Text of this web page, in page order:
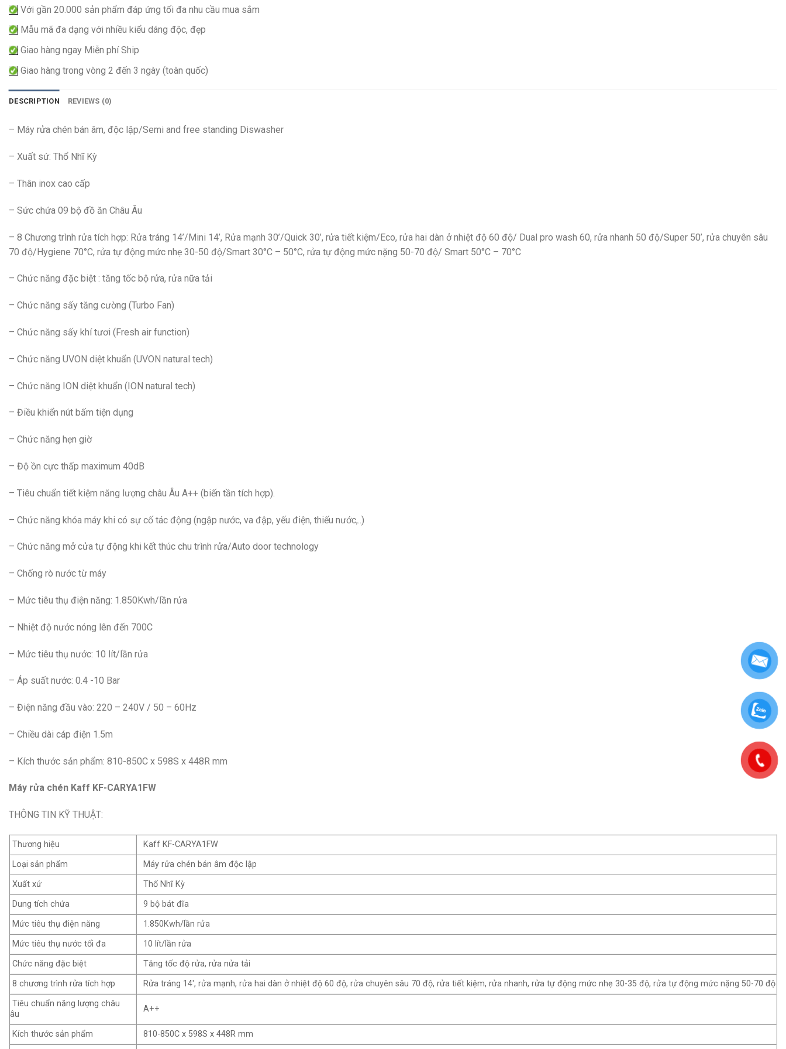
Với gần 20.000 sản phẩm đáp ứng tối đa nhu cầu mua sắm
Mẫu mã đa dạng với nhiều kiểu dáng độc, đẹp
Giao hàng ngay Miễn phí Ship
Giao hàng trong vòng 2 đến 3 ngày (toàn quốc)
DESCRIPTION REVIEWS (0)
– Máy rửa chén bán âm, độc lập/Semi and free standing Diswasher
– Xuất sứ: Thổ Nhĩ Kỳ
– Thân inox cao cấp
– Sức chứa 09 bộ đồ ăn Châu Âu
– 8 Chương trình rửa tích hợp: Rửa tráng 14’/Mini 14’, Rửa mạnh 30’/Quick 30’, rửa tiết kiệm/Eco, rửa hai dàn ở nhiệt độ 60 độ/ Dual pro wash 60, rửa nhanh 50 độ/Super 50’, rửa chuyên sâu
70 độ/Hygiene 70°C, rửa tự động mức nhẹ 30-50 độ/Smart 30°C – 50°C, rửa tự động mức nặng 50-70 độ/ Smart 50°C – 70°C
– Chức năng đặc biệt : tăng tốc bộ rửa, rửa nữa tải
– Chức năng sấy tăng cường (Turbo Fan)
– Chức năng sấy khí tươi (Fresh air function)
– Chức năng UVON diệt khuẩn (UVON natural tech)
– Chức năng ION diệt khuẩn (ION natural tech)
– Điều khiển nút bấm tiện dụng
– Chức năng hẹn giờ
– Độ ồn cực thấp maximum 40dB
– Tiêu chuẩn tiết kiệm năng lượng châu Âu A++ (biến tần tích hợp).
– Chức năng khóa máy khi có sự cố tác động (ngập nước, va đập, yếu điện, thiếu nước,..)
– Chức năng mở cửa tự động khi kết thúc chu trình rửa/Auto door technology
– Chống rò nước từ máy
– Mức tiêu thụ điện năng: 1.850Kwh/lần rửa
– Nhiệt độ nước nóng lên đến 700C
– Mức tiêu thụ nước: 10 lít/lần rửa
– Áp suất nước: 0.4 -10 Bar
– Điện năng đầu vào: 220 – 240V / 50 – 60Hz
– Chiều dài cáp điện 1.5m
– Kích thước sản phẩm: 810-850C x 598S x 448R mm
Máy rửa chén Kaff KF-CARYA1FW
THÔNG TIN KỸ THUẬT:
Thương hiệu
Kaff KF-CARYA1FW
Loại sản phẩm
Máy rửa chén bán âm độc lập
Xuất xứ
Thổ Nhĩ Kỳ
Dung tích chứa
9 bộ bát đĩa
Mức tiêu thụ điện năng
1.850Kwh/lần rửa
Mức tiêu thụ nước tối đa
10 lít/lần rửa
Chức năng đặc biệt
Tăng tốc độ rửa, rửa nửa tải
8 chương trình rửa tích hợp
Rửa tráng 14′, rửa mạnh, rửa hai dàn ở nhiệt độ 60 độ, rửa chuyên sâu 70 độ, rửa tiết kiệm, rửa nhanh, rửa tự động mức nhẹ 30-35 độ, rửa tự động mức nặng 50-70 độ
Tiêu chuẩn năng lượng châu
âu
A++
Kích thước sản phẩm 810-850C x 598S x 448R mm